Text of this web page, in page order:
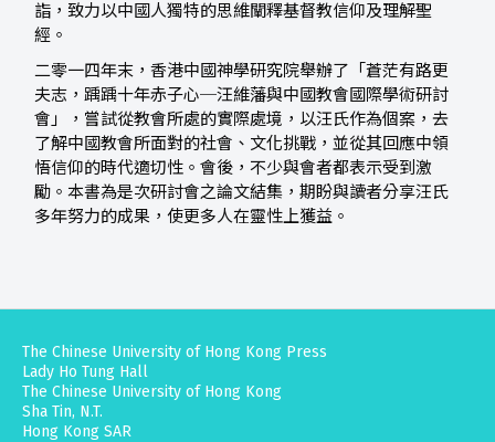
詣，致力以中國人獨特的思維闡釋基督教信仰及理解聖
經。
二零一四年末，香港中國神學研究院舉辦了「蒼茫有路更
夫志，踽踽十年赤子心─汪維藩與中國教會國際學術研討
會」，嘗試從教會所處的實際處境，以汪氏作為個案，去
了解中國教會所面對的社會、文化挑戰，並從其回應中領
悟信仰的時代適切性。會後，不少與會者都表示受到激
勵。本書為是次研討會之論文結集，期盼與讀者分享汪氏
多年努力的成果，使更多人在靈性上獲益。
The Chinese University of Hong Kong Press
Lady Ho Tung Hall
The Chinese University of Hong Kong
Sha Tin, N.T.
Hong Kong SAR